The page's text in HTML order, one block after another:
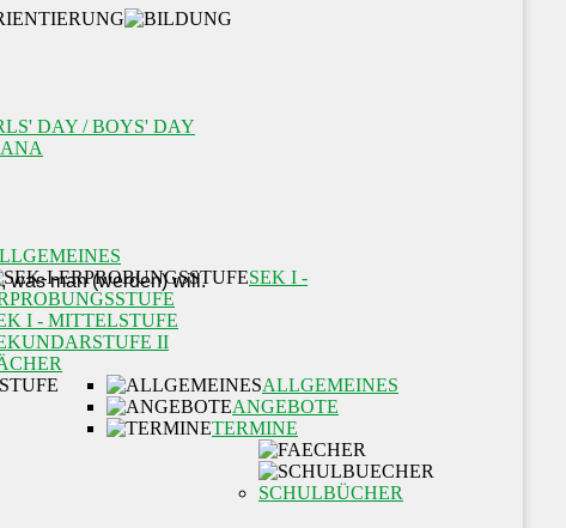
DAY / BOYS' DAY
SEK I -
I - MITTELSTUFE
ALLGEMEINES
ANGEBOTE
TERMINE
II
SCHULBÜCHER